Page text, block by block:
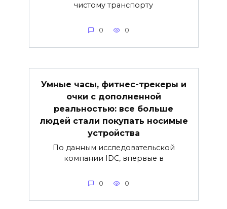
чистому транспорту
0 0
Умные часы, фитнес-трекеры и
очки с дополненной
реальностью: все больше
людей стали покупать носимые
устройства
По данным исследовательской
компании IDC, впервые в
0 0